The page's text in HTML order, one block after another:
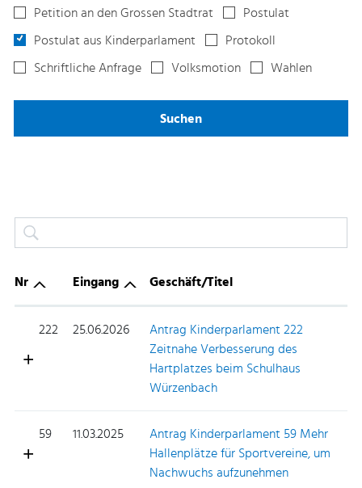
Petition an den Grossen Stadtrat Postulat
Postulat aus Kinderparlament Protokoll
Schriftliche Anfrage Volksmotion Wahlen
Suchen
Nr Eingang Geschäft/Titel
222 25.06.2026
Antrag Kinderparlament 222
Zeitnahe Verbesserung des
Hartplatzes beim Schulhaus
Würzenbach
59 11.03.2025
Antrag Kinderparlament 59 Mehr
Hallenplätze für Sportvereine, um
Nachwuchs aufzunehmen